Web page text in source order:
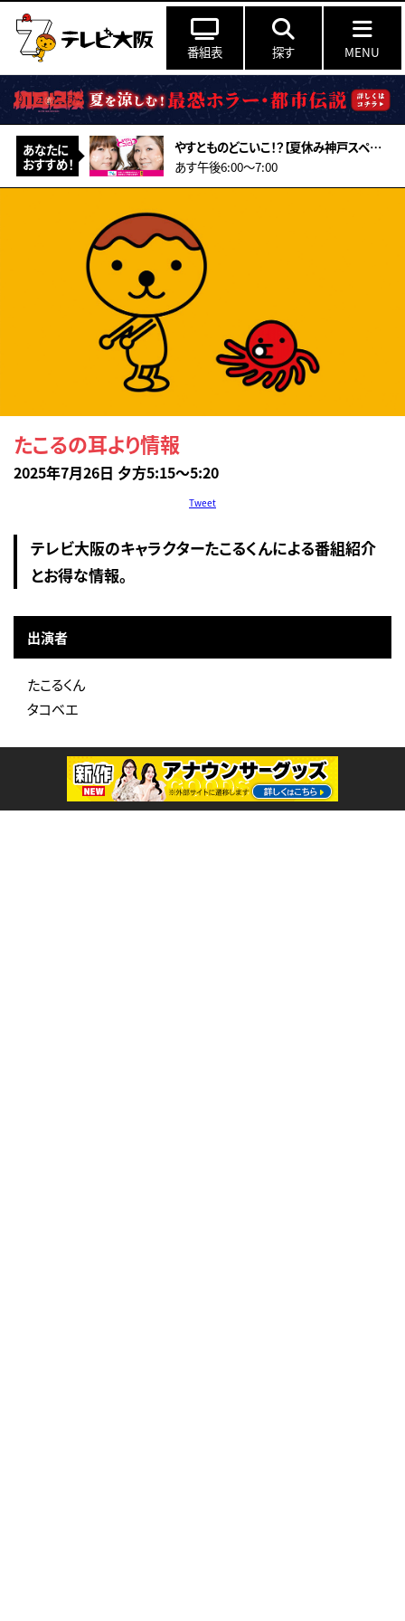
番組表 探す MENU
あなたに
おすすめ！
やすとものどこいこ！？【夏休み神戸スペシャル！こだわり食材＆アート作り体験】
あす午後6:00〜7:00
たこるの耳より情報
2025年7月26日 夕方5:15～5:20
Tweet
テレビ大阪のキャラクターたこるくんによる番組紹介
とお得な情報。
出演者
たこるくん
タコベエ